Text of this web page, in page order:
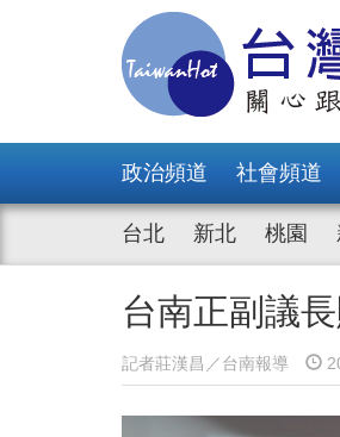
政治頻道 社會頻道
台北 新北 桃園
台南正副議
記者莊漢昌／台南報導